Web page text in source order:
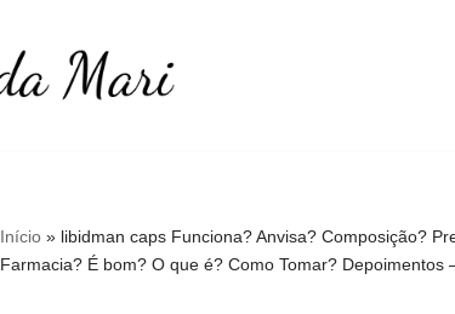
Início» libidman caps Funciona? Anvisa? Composição?
Farmacia? É bom? O que é? Como Tomar?